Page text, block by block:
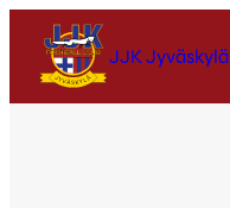
JJK Jyväskylä